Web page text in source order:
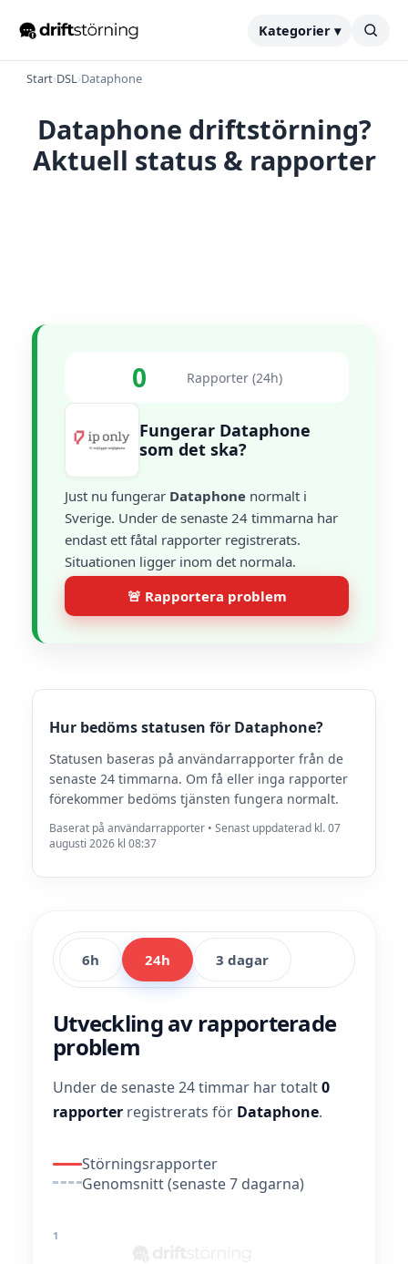
Kategorier ▾
Start›DSL›Dataphone
Dataphone driftstörning?
Aktuell status & rapporter
0 Rapporter (24h)
Fungerar Dataphone
som det ska?
Just nu fungerar Dataphone normalt i
Sverige. Under de senaste 24 timmarna har
endast ett fåtal rapporter registrerats.
Situationen ligger inom det normala.
🚨 Rapportera problem
Hur bedöms statusen för Dataphone?
Statusen baseras på användarrapporter från de
senaste 24 timmarna. Om få eller inga rapporter
förekommer bedöms tjänsten fungera normalt.
Baserat på användarrapporter • Senast uppdaterad kl. 07
augusti 2026 kl 08:37
6h 24h 3 dagar
Utveckling av rapporterade
problem
Under de senaste 24 timmar har totalt0
rapporter registrerats för Dataphone.
Störningsrapporter
Genomsnitt (senaste 7 dagarna)
1